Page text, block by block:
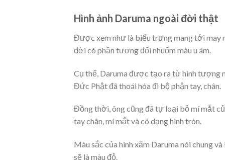
Hình ảnh Daruma ngoài đời thật
Được xem như là biểu trưng mang tới may
đời có phần tương đối nhuốm màu u ám.
Cụ thể, Daruma được tạo ra từ hình tượng
Đức Phật đã thoái hóa đi bộ phận tay, chân.
Đồng thời, ông cũng đã tự loại bỏ mí mắt
tay chân, mí mắt và có dạng hình tròn.
Màu sắc của hình xăm Daruma nói chung
sẽ là màu đỏ.